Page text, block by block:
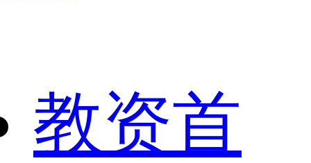
教资首